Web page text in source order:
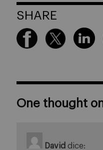
SHARE
One thought
David dice: